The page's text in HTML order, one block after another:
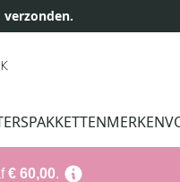
verzonden.
MERKEN
€ 60,00.